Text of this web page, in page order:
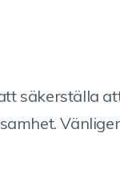
säkerställa